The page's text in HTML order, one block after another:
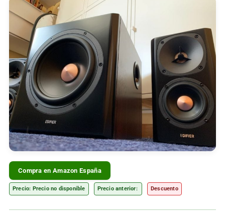
Compra en Amazon España
Precio: Precio no disponible Precio anterior: Descuento